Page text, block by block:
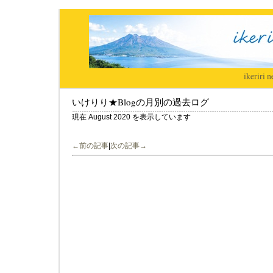
ikeriri|
いけりり★Blogの月別の過去ログ
現在 August 2020 を表示しています
←前の記事 次の記事→